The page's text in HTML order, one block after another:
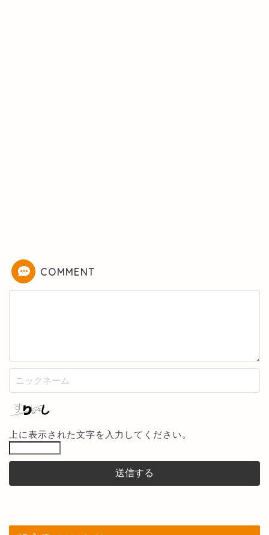
COMMENT
上に表示された文字を入力してください。